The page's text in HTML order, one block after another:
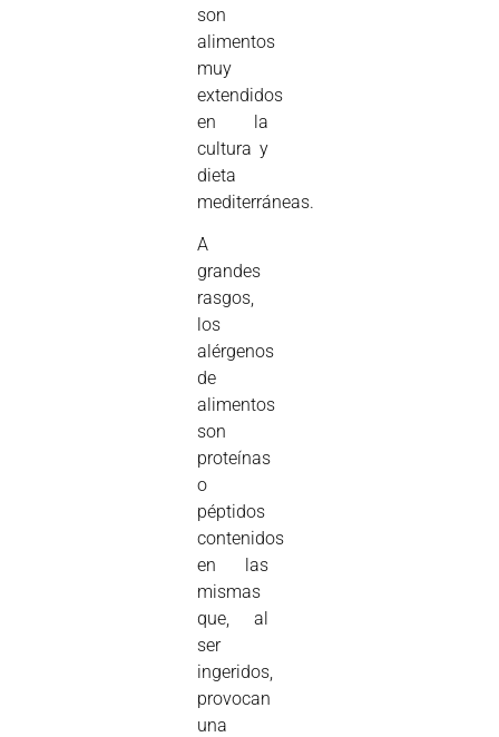
son
alimentos
muy
extendidos
en la
cultura y
dieta
mediterráneas.
A
grandes
rasgos,
los
alérgenos
de
alimentos
son
proteínas
o
péptidos
contenidos
en las
mismas
que, al
ser
ingeridos,
provocan
una